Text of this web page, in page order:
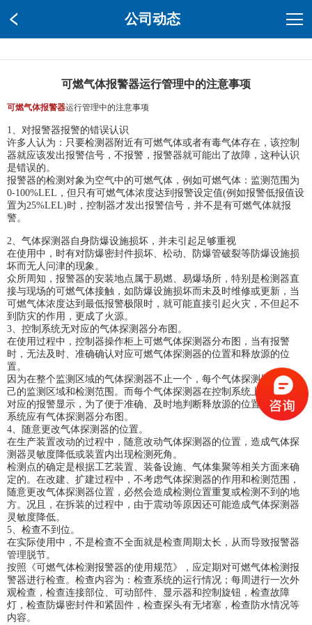
公司动态
可燃气体报警器运行管理中的注意事项
可燃气体报警器运行管理中的注意事项
1、对报警器报警的错误认识
许多人认为：只要检测器附近有可燃气体或者有毒气体存在，该控制
器就应该发出报警信号，不报警，报警器就可能出了故障，这种认识
是错误的。
报警器的检测对象为空气中的可燃气体，例如可燃气体：监测范围为
0-100%LEL，但只有可燃气体浓度达到报警设定值(例如报警低报值设
置为25%LEL)时，控制器才发出报警信号，并不是有可燃气体就报
警。
2、气体探测器自身防爆设施损坏，并未引起足够重视
在使用中，时有对防爆密封件损坏、松动、防爆管破裂等防爆设施损
坏而无人问津的现象。
众所周知，报警器的安装地点属于易燃、易爆场所，特别是检测器直
接与现场的可燃气体接触，如防爆设施损坏而未及时维修或更新，当
可燃气体浓度达到最低报警极限时，就可能直接引起火灾，不但起不
到防灾的作用，更成了火源。
3、控制系统无对应的气体探测器分布图。
在使用过程中，控制器操作柜上可燃气体探测器分布图，当有报警
时，无法及时、准确确认对应可燃气体探测器的位置和释放源的位
置。
因为在整个监测区域的气体探测器不止一个，每个气体探测器都有自
己的监测区域和检测范围。而每个气体探测器在控制系统上都有一个
对应的报警显示，为了便于准确、及时地判断释放源的位置，在控制
系统应有气体探测器分布图。
4、随意更改气体探测器的位置。
在生产装置改动的过程中，随意改动气体探测器的位置，造成气体探
测器灵敏度降低或装置内出现检测死角。
检测点的确定是根据工艺装置、装备设施、气体集聚等相关方面来确
定的。在改建、扩建过程中，不考虑气体探测器的作用和检测范围，
随意更改气体探测器位置，必然会造成检测位置重复或检测不到的地
方。况且，在拆装的过程中，由于震动等原因还可能造成气体探测器
灵敏度降低。
5、检查不到位。
在实际使用中，不是检查不全面就是检查周期太长，从而导致报警器
管理脱节。
按照《可燃气体检测报警器的使用规范》，应定期对可燃气体检测报
警器进行检查。检查内容为：检查系统的运行情况；每周进行一次外
观检查，检查连接部位、可动部件、显示器和控制旋钮，检查故障
灯，检查防爆密封件和紧固件，检查探头有无堵塞，检查防水情况等
内容。